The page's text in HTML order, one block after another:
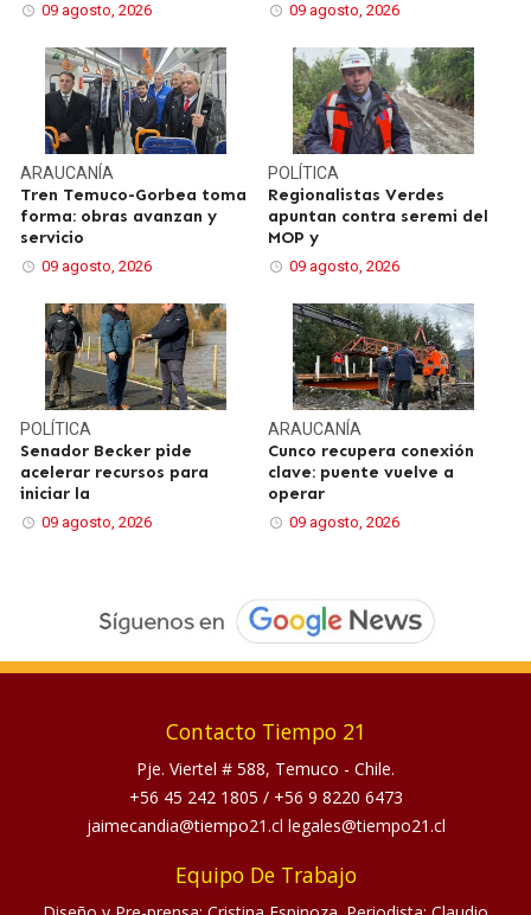
09 agosto, 2026 09 agosto, 2026
ARAUCANÍA
Tren Temuco-Gorbea toma
forma: obras avanzan y
servicio
09 agosto, 2026
POLÍTICA
Regionalistas Verdes
apuntan contra seremi del
MOP y
09 agosto, 2026
POLÍTICA
Senador Becker pide
acelerar recursos para
iniciar la
09 agosto, 2026
ARAUCANÍA
Cunco recupera conexión
clave: puente vuelve a
operar
09 agosto, 2026
Contacto Tiempo 21
Pje. Viertel # 588, Temuco - Chile.
+56 45 242 1805 / +56 9 8220 6473
jaimecandia@tiempo21.cl legales@tiempo21.cl
Equipo De Trabajo